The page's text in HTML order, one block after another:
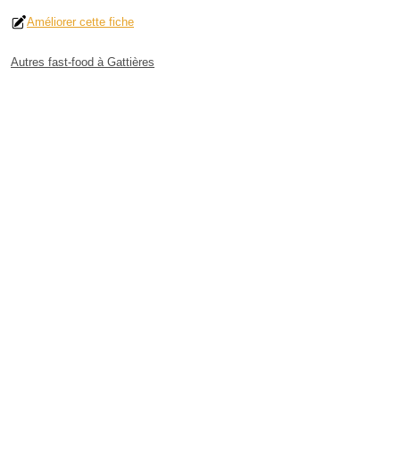
Améliorer cette fiche
Autres fast-food à Gattières